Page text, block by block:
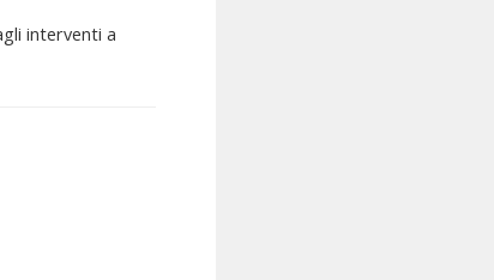
interventi a